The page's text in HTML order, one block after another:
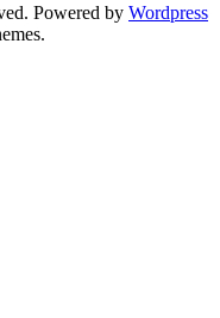
Powered by Wordpress